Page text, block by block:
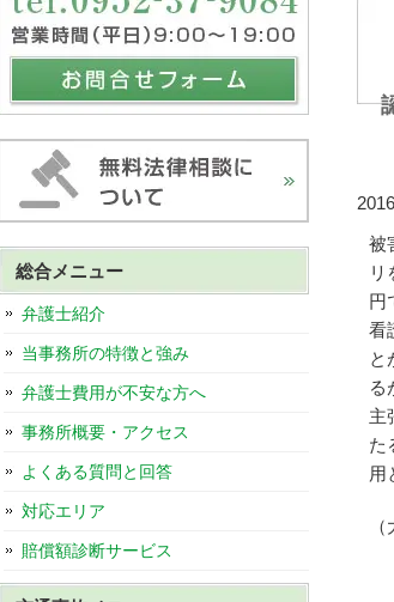
被
リ
円
看
と
る
主
た
用
総合メニュー
弁護士紹介
当事務所の特徴と強み
弁護士費用が不安な方へ
事務所概要・アクセス
よくある質問と回答
対応エリア
賠償額診断サービス